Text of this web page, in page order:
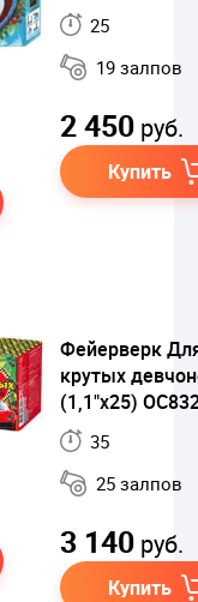
25
19 залпов
2 450 руб.
Купить
Фейерверк
крутых
(1,1"х25)
35
25 залпов
3 140 руб.
Купить